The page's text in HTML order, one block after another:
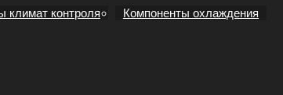
климат контроля Компоненты охлаждения